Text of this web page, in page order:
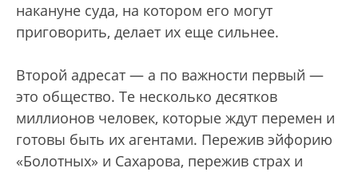
накануне суда, на котором его могут
приговорить, делает их еще сильнее.
Второй адресат — а по важности первый —
это общество. Те несколько десятков
миллионов человек, которые ждут перемен и
готовы быть их агентами. Пережив эйфорию
«Болотных» и Сахарова, пережив страх и